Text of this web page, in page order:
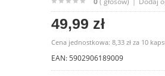
49,99 zł
Cena jednostkowa: 8,33 zł za 10
EAN: 5902906189009